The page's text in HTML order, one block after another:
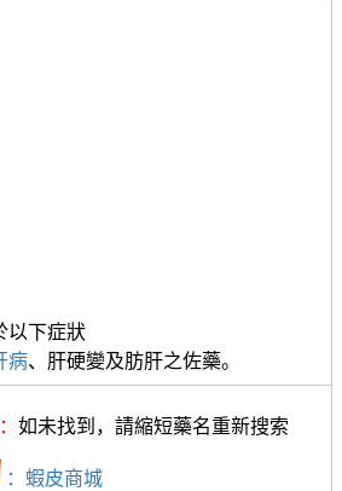
以下症狀
病、肝硬變及肪肝之佐藥。
如未找到，請縮短藥名重新搜索
：蝦皮商城